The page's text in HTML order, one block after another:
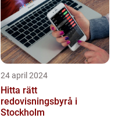
24 april 2024
Hitta rätt
redovisningsbyrå i
Stockholm